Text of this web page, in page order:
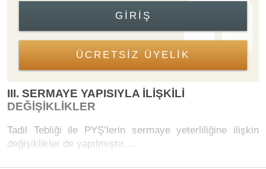
GIRIŞ
ÜCRETSİZ ÜYELİK
III. SERMAYE YAPISIYLA İLİŞKİLİ
DEĞİŞİKLİKLER
Tadil Tebliği ile PYŞ’lerin sermaye yeterliliğine ilişkin
değişiklikler de yapılmıştır.…